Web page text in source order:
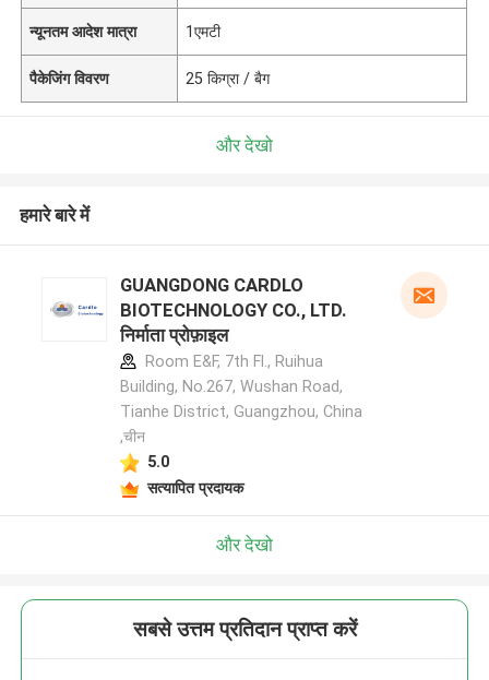
न्यूनतम आदेश मात्रा 1एमटी
पैकेजिंग विवरण 25 किग्रा / बैग
और देखो
हमारे बारे में
GUANGDONG CARDLO
BIOTECHNOLOGY CO., LTD.
निर्माता प्रोफ़ाइल
Room E&F, 7th Fl., Ruihua
Building, No.267, Wushan Road,
Tianhe District, Guangzhou, China
,चीन
5.0
सत्यापित प्रदायक
और देखो
सबसे उत्तम प्रतिदान प्राप्त करें